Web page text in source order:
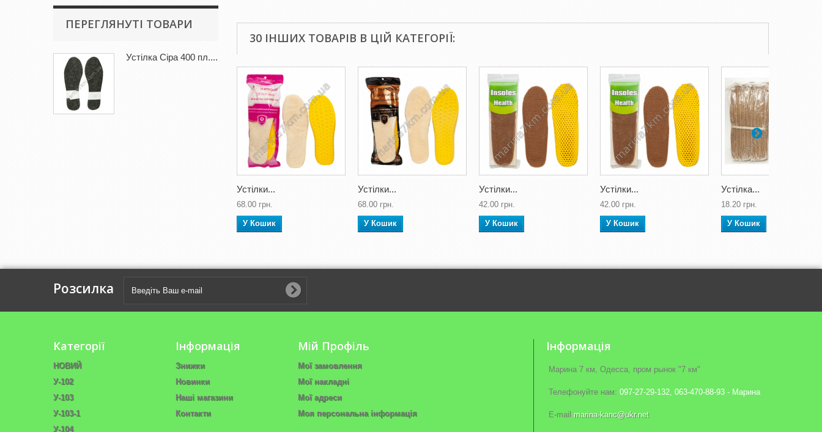
ПЕРЕГЛЯНУТІ ТОВАРИ
Устілка Сіра 400 пл....
30 ІНШИХ ТОВАРІВ В ЦІЙ КАТЕГОРІЇ:
Устілки...
68.00 грн.
У Кошик
Устілки...
68.00 грн.
У Кошик
Устілки...
42.00 грн.
У Кошик
Устілки...
42.00 грн.
У Кошик
Устілка...
18.20 грн.
У Кошик
Розсилка
Категорії
НОВИЙ
У-102
У-103
У-103-1
У-104
Інформація
Знижки
Новинки
Наші магазини
Контакти
Мій Профіль
Мої замовлення
Мої накладні
Мої адреси
Моя персональна інформація
Iнформація
Марина 7 км, Одесса, пром рынок "7 км"
Телефонуйте нам: 097-27-29-132, 063-470-88-93 - Марина
E-maіl marina-kanc@ukr.net